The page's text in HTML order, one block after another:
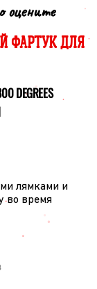
оцените
ФАРТУК ДЛЯ
DEGREES
лямками и
во время